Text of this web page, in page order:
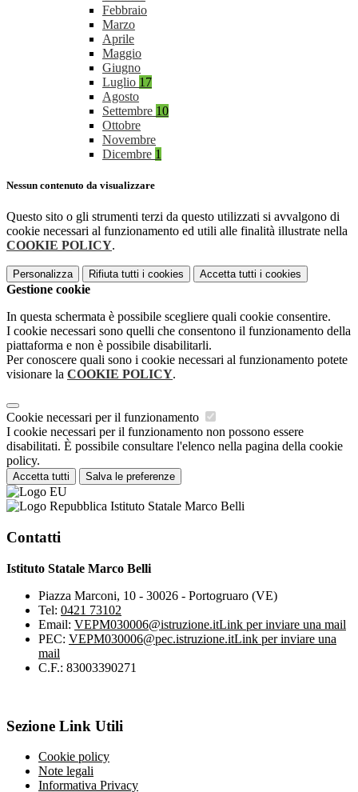
Febbraio
Marzo
Aprile
Maggio
Giugno
Luglio 17
Agosto
Settembre 10
Ottobre
Novembre
Dicembre 1
Nessun contenuto da visualizzare
Questo sito o gli strumenti terzi da questo utilizzati si avvalgono di
cookie necessari al funzionamento ed utili alle finalità illustrate nella
COOKIE POLICY.
Personalizza Rifiuta tutti i cookies Accetta tutti i cookies
Gestione cookie
In questa schermata è possibile scegliere quali cookie consentire.
I cookie necessari sono quelli che consentono il funzionamento della
piattaforma e non è possibile disabilitarli.
Per conoscere quali sono i cookie necessari al funzionamento potete
visionare la COOKIE POLICY.
Cookie necessari per il funzionamento
I cookie necessari per il funzionamento non possono essere
disabilitati. È possibile consultare l'elenco nella pagina della cookie
policy.
Accetta tutti Salva le preferenze
Istituto Statale Marco Belli
Contatti
Istituto Statale Marco Belli
Piazza Marconi, 10 - 30026 - Portogruaro (VE)
Tel: 0421 73102
Email: VEPM030006@istruzione.itLink per inviare una mail
PEC: VEPM030006@pec.istruzione.itLink per inviare una
mail
C.F.: 83003390271
Sezione Link Utili
Cookie policy
Note legali
Informativa Privacy